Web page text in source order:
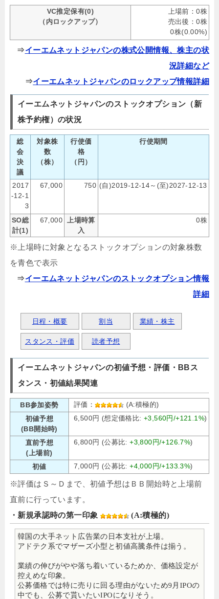
VC推定保有(0)
（内ロックアップ）
上場前：0株
売出後：0株
0株(0.00%)
⇒イーエムネットジャパンの株式公開情報、株主の状
況詳細など
⇒イーエムネットジャパンのロックアップ情報詳細
イーエムネットジャパンのストックオプション（新
株予約権）の状況
総
会
決
議
対象株
数
（株）
行使価
格
（円）
行使期間
2017
-12-1
3
67,000 750 (自)2019-12-14～(至)2027-12-13
SO総
計(1)
67,000 上場時算
入
0株
※上場時に対象となるストックオプションの対象株数
を青色で表示
⇒イーエムネットジャパンのストックオプション情報
詳細
日程・概要 割当 業績・株主
スタンス・評価 読者予想
イーエムネットジャパンの初値予想・評価・BBス
タンス・初値結果関連
BB参加姿勢 評価：
(A:積極的)
初値予想
(BB開始時)
6,500円 (想定価格比: +3,560円/+121.1%)
直前予想
(上場前)
6,800円 (公募比:+3,800円/+126.7%)
初値 7,000円 (公募比:+4,000円/+133.3%)
※評価はＳ～Ｄまで、初値予想はＢＢ開始時と上場前
直前に行っています。
・新規承認時の第一印象
(A:積極的)
韓国の大手ネット広告業の日本支社が上場。
アドテク系でマザーズ小型と初値高騰条件は揃う。
業績の伸びがやや落ち着いているためか、価格設定が
控えめな印象。
公募価格では特に売りに回る理由がないため9月IPOの
中でも、公募で貰いたいIPOになりそう。